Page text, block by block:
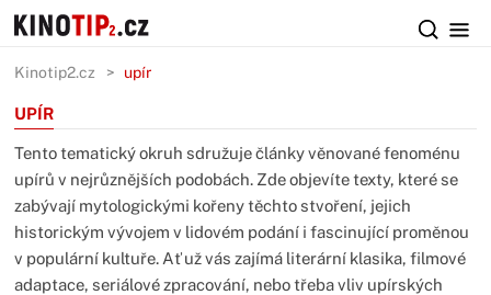
Kinotip2.cz upír
UPÍR
Tento tematický okruh sdružuje články věnované fenoménu
upírů v nejrůznějších podobách. Zde objevíte texty, které se
zabývají mytologickými kořeny těchto stvoření, jejich
historickým vývojem v lidovém podání i fascinující proměnou
v populární kultuře. Ať už vás zajímá literární klasika, filmové
adaptace, seriálové zpracování, nebo třeba vliv upírských